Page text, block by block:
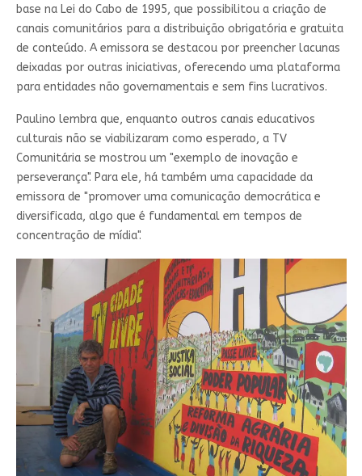
base na Lei do Cabo de 1995, que possibilitou a criação de
canais comunitários para a distribuição obrigatória e gratuita
de conteúdo. A emissora se destacou por preencher lacunas
deixadas por outras iniciativas, oferecendo uma plataforma
para entidades não governamentais e sem fins lucrativos.
Paulino lembra que, enquanto outros canais educativos
culturais não se viabilizaram como esperado, a TV
Comunitária se mostrou um "exemplo de inovação e
perseverança". Para ele, há também uma capacidade da
emissora de "promover uma comunicação democrática e
diversificada, algo que é fundamental em tempos de
concentração de mídia".